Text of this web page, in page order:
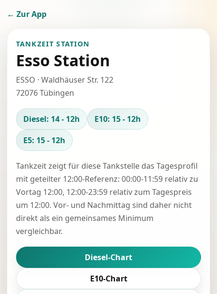
← Zur App
TANKZEIT STATION
Esso Station
ESSO · Waldhäuser Str. 122
72076 Tübingen
Diesel: 14 - 12h
E10: 15 - 12h
E5: 15 - 12h
Tankzeit zeigt für diese Tankstelle das Tagesprofil
mit geteilter 12:00-Referenz: 00:00-11:59 relativ zu
Vortag 12:00, 12:00-23:59 relativ zum Tagespreis
um 12:00. Vor- und Nachmittag sind daher nicht
direkt als ein gemeinsames Minimum
vergleichbar.
Diesel-Chart
E10-Chart